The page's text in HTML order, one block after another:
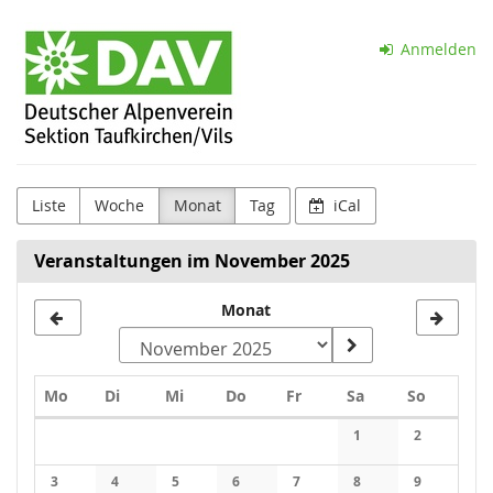
Haupt-
Inhalt
springen
Sektion
Taufkirchen
(Vils)
d.
DAV
e.V.
Anmelden
Liste Woche Monat Tag iCal
Veranstaltungen im November 2025
Monat
Mo Montag
DiDienstag
MiMittwoch
Do Donnerstag
FrFreitagSaSamstag
So
1
Keine
2
Keine
3 4 5 6 7 8 9